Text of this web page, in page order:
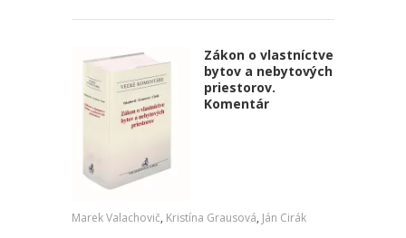
Zákon o vlastníctve
bytov a nebytových
priestorov.
Komentár
Marek Valachovič, Kristína Grausová, Ján Cirák